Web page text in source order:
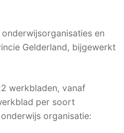
en
Gelderland, bijgewerkt
werkbladen, vanaf
per soort
organisatie: